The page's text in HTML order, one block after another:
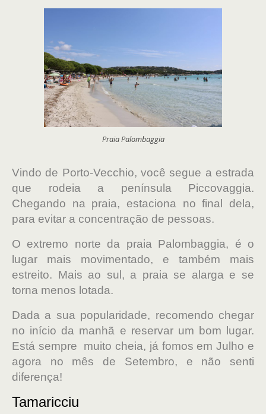
Praia Palombaggia
Vindo de Porto-Vecchio, você segue a estrada
que rodeia a península Piccovaggia.
Chegando na praia, estaciona no final dela,
para evitar a concentração de pessoas.
O extremo norte da praia Palombaggia, é o
lugar mais movimentado, e também mais
estreito. Mais ao sul, a praia se alarga e se
torna menos lotada.
Dada a sua popularidade, recomendo chegar
no início da manhã e reservar um bom lugar.
Está sempre muito cheia, já fomos em Julho e
agora no mês de Setembro, e não senti
diferença!
Tamaricciu